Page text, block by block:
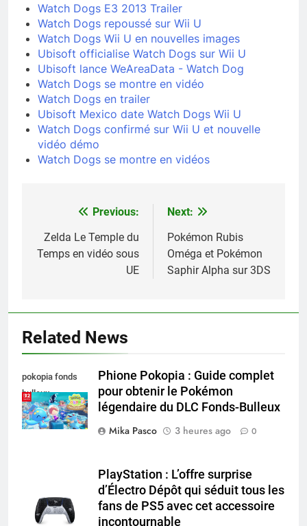
Watch Dogs E3 2013 Trailer
Watch Dogs repoussé sur Wii U
Watch Dogs Wii U en nouvelles images
Ubisoft officialise Watch Dogs sur Wii U
Ubisoft lance WeAreaData - Watch Dog
Watch Dogs se montre en vidéo
Watch Dogs en trailer
Ubisoft Mexico date Watch Dogs Wii U
Watch Dogs confirmé sur Wii U et nouvelle
vidéo démo
Watch Dogs se montre en vidéos
Navigation
de
l’article
Previous:
Zelda Le Temple du
Temps en vidéo sous
UE
Next:
Pokémon Rubis
Oméga et Pokémon
Saphir Alpha sur 3DS
Related News
pokopia fonds
bulleux
Phione Pokopia : Guide complet
pour obtenir le Pokémon
légendaire du DLC Fonds-Bulleux
Mika Pasco
3 heures ago 0
PlayStation : L’offre surprise
d’Électro Dépôt qui séduit tous les
fans de PS5 avec cet accessoire
incontournable